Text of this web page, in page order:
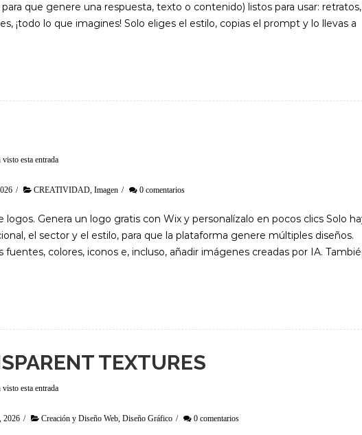
que genere una respuesta, texto o contenido) listos para usar: retratos,
¡todo lo que imagines! Solo eliges el estilo, copias el prompt y lo llevas a
esta entrada
/ CREATIVIDAD Imagen / 0 comentarios
Genera un logo gratis con Wix y personalízalo en pocos clics Solo
el sector y el estilo, para que la plataforma genere múltiples diseños.
fuentes, colores, iconos e, incluso, añadir imágenes creadas por IA.
TEXTURES
esta entrada
2026 / Creación y Diseño Web Diseño Gráfico / 0 comentarios